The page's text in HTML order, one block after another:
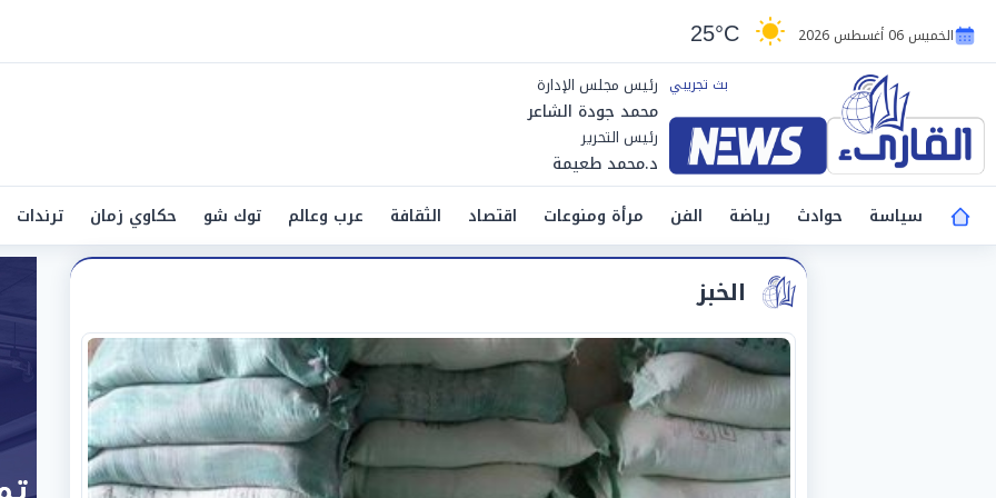
الخميس 06 أغسطس 2026 25°C
رئيس مجلس الإدارة
محمد جودة الشاعر
رئيس التحرير
د.محمد طعيمة
سياسة
حوادث رياضة الفن مرأة ومنوعات اقتصاد الثقافة عرب وعالم توك شو حكاوي زمان ترندات
الخبز